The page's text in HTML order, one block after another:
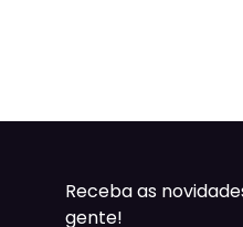
Receba as
gente!